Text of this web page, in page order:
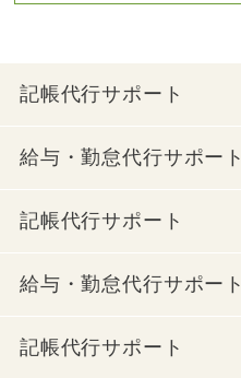
記帳代行サポート
給与・勤怠代行サポート
記帳代行サポート
給与・勤怠代行サポート
記帳代行サポート